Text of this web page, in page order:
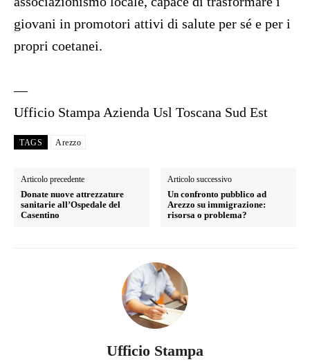
giovani in promotori attivi di salute per sé e per i
propri coetanei.
—
Ufficio Stampa Azienda Usl Toscana Sud Est
TAGS Arezzo
Articolo precedente
Donate nuove attrezzature
sanitarie all’Ospedale del
Casentino
Articolo successivo
Un confronto pubblico ad
Arezzo su immigrazione:
risorsa o problema?
Ufficio Stampa